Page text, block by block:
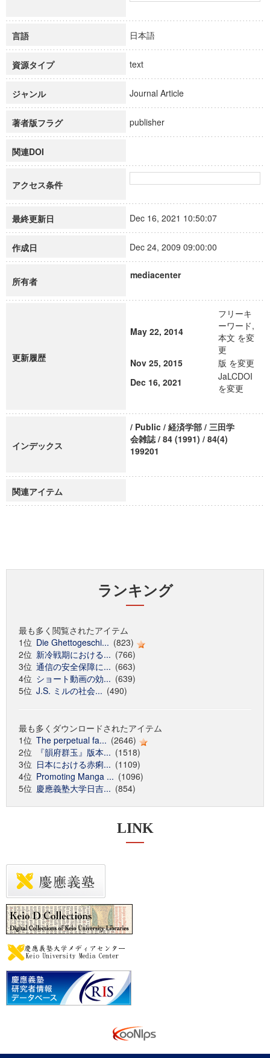
言語 日本語
資源タイプ text
ジャンル Journal Article
著者版フラグ publisher
関連DOI
アクセス条件
最終更新日 Dec 16, 2021 10:50:07
作成日 Dec 24, 2009 09:00:00
所有者
mediacenter
更新履歴
May 22, 2014
フリーキ
ーワード,
本文 を変
更
Nov 25, 2015
版 を変更
Dec 16, 2021
JaLCDOI
を変更
インデックス
/ Public / 経済学部 / 三田学
会雑誌 / 84 (1991) / 84(4)
199201
関連アイテム
ランキング
最も多く閲覧されたアイテム
1位 Die Ghettogeschi... (823)
2位 新冷戦期における... (766)
3位 通信の安全保障に... (663)
4位 ショート動画の効... (639)
5位 J.S. ミルの社会... (490)
最も多くダウンロードされたアイテム
1位 The perpetual fa... (2646)
2位
『韻府群玉』版本... (1518)
3位 日本における赤痢... (1109)
4位 Promoting Manga ... (1096)
5位 慶應義塾大学日吉... (854)
LINK